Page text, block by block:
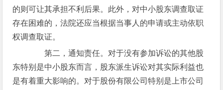
的则可让其承担不利后果。此外，对中小股东调查取证
存在困难的，法院还应当根据当事人的申请或主动依职
权调查取证。
第二，通知责任。对于没有参加诉讼的其他股
东特别是中小股东而言，股东派生诉讼对其实际利益也
是有着重大影响的。对于股份有限公司特别是上市公司